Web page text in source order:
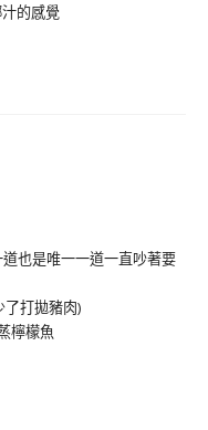
的感覺
也是唯一一道一直吵著要
打拋豬肉)
檸檬魚